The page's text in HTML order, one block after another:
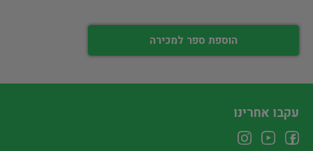
הוספת ספר למכירה
עקבו אחרינו